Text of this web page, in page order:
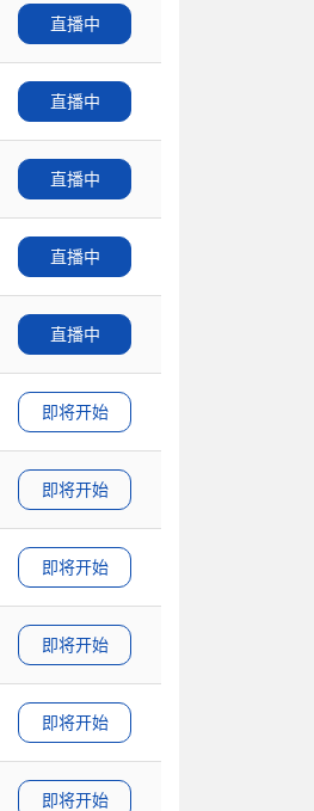
直播中
直播中
直播中
直播中
直播中
即将开始
即将开始
即将开始
即将开始
即将开始
即将开始